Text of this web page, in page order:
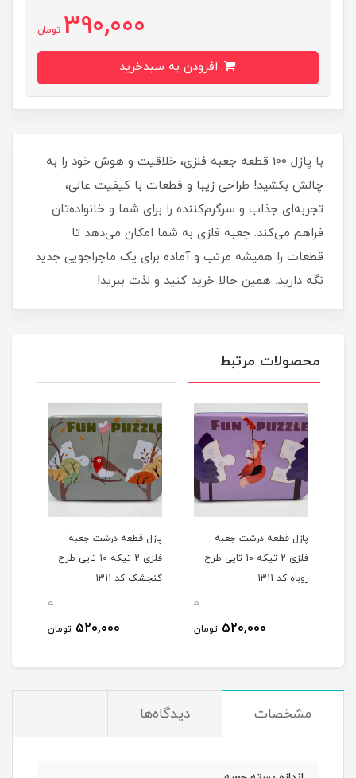
390,000 تومان
با پازل 100 قطعه جعبه فلزی، خلاقیت و هوش خود را به
چالش بکشید! طراحی زیبا و قطعات با کیفیت عالی،
تجربه‌ای جذاب و سرگرم‌کننده را برای شما و خانواده‌تان
فراهم می‌کند. جعبه فلزی به شما امکان می‌دهد تا
قطعات را همیشه مرتب و آماده برای یک ماجراجویی جدید
نگه دارید. همین حالا خرید کنید و لذت ببرید!
محصولات مرتبط
پازل قطعه درشت جعبه
فلزی 2 تیکه 10 تایی طرح
روباه کد 1311
0
520,000 تومان
پازل قطعه درشت جعبه
فلزی 2 تیکه 10 تایی طرح
گنجشک کد 1311
0
520,000 تومان
مشخصات دیدگاه‌ها